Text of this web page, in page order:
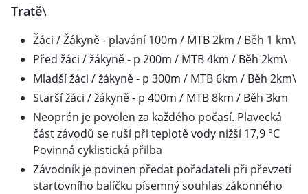
Tratě\
Žáci / Žákyně - plavání 100m / MTB 2km / Běh 1 km\
Před žáci / žákyně - p 200m / MTB 4km / Běh 2km\
Mladší žáci / žákyně - p 300m / MTB 6km / Běh 2km\
Starší žáci / žákyně - p 400m / MTB 8km / Běh 3km
Neoprén je povolen za každého počasí. Plavecká
část závodů se ruší při teplotě vody nižší 17,9 °C
Povinná cyklistická přilba
Závodník je povinen předat pořadateli při převzetí
startovního balíčku písemný souhlas zákonného